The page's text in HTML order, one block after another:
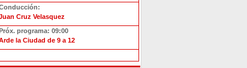
Cruz Velasquez
programa: 09:00
la Ciudad de 9 a 12